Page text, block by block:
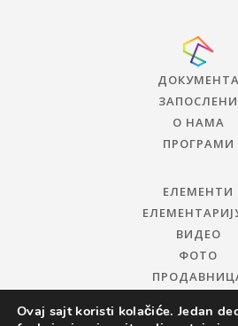
ДОКУМЕНТА
ЗАПОСЛЕНИ
О НАМА
ПРОГРАМИ
ЕЛЕМЕНТИ
ВИДЕО
ФОТО
Ovaj sajt koristi kolačiće. Jedan